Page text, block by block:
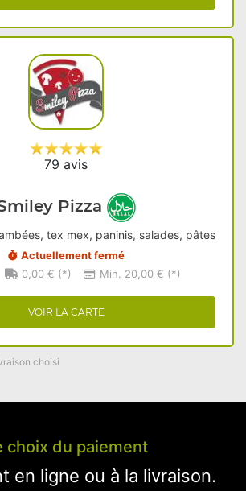
79 avis
Pizza
tex mex, paninis, salades, pâtes
Actuellement fermé
0,00 € (*) Min. 20,00 € (*)
VOIR LA CARTE
choisi
choix du paiement
en ligne ou à la livraison.